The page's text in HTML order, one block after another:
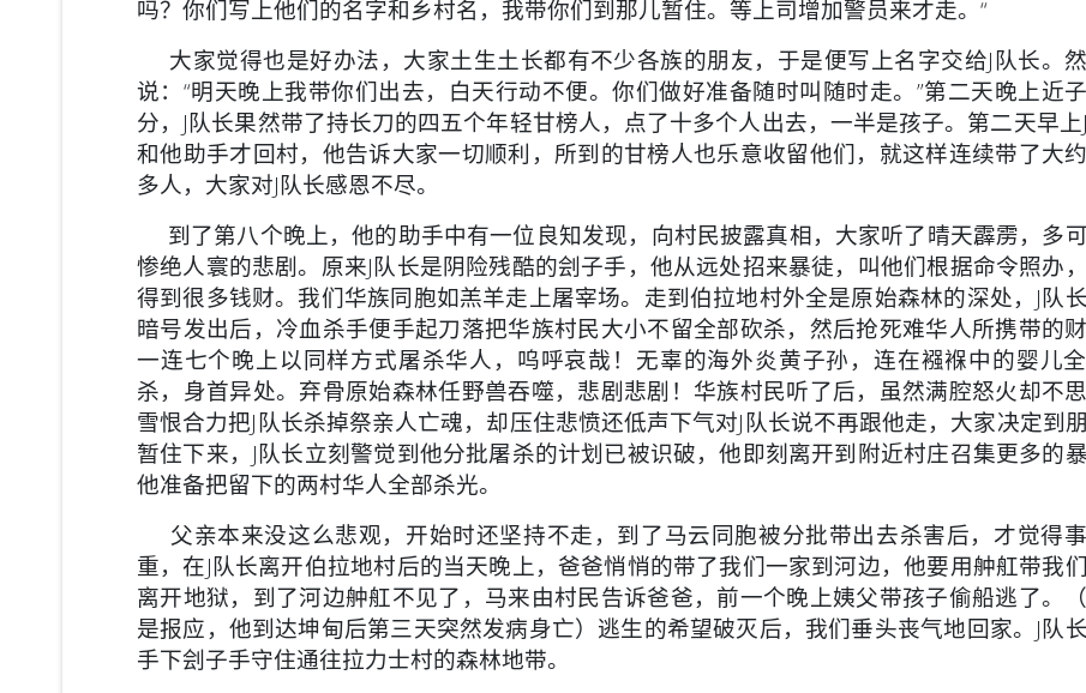
吗？你们写上他们的名字和乡村名，我带你们到那儿暂住。等上司增加警员来才走。“
大家觉得也是好办法，大家土生土长都有不少各族的朋友，于是便写上名字交给J队长。
说：“明天晚上我带你们出去，白天行动不便。你们做好准备随时叫随时走。”第二天晚上近
分，J队长果然带了持长刀的四五个年轻甘榜人，点了十多个人出去，一半是孩子。第二天早上
和他助手才回村，他告诉大家一切顺利，所到的甘榜人也乐意收留他们，就这样连续带了大
多人，大家对J队长感恩不尽。
到了第八个晚上，他的助手中有一位良知发现，向村民披露真相，大家听了晴天霹雳，多
惨绝人寰的悲剧。原来J队长是阴险残酷的刽子手，他从远处招来暴徒，叫他们根据命令照办
得到很多钱财。我们华族同胞如羔羊走上屠宰场。走到伯拉地村外全是原始森林的深处，J队
暗号发出后，冷血杀手便手起刀落把华族村民大小不留全部砍杀，然后抢死难华人所携带的财
一连七个晚上以同样方式屠杀华人，呜呼哀哉！无辜的海外炎黄子孙，连在襁褓中的婴儿
杀，身首异处。弃骨原始森林任野兽吞噬，悲剧悲剧！华族村民听了后，虽然满腔怒火却不
雪恨合力把J队长杀掉祭亲人亡魂，却压住悲愤还低声下气对J队长说不再跟他走，大家决定到
暂住下来，J队长立刻警觉到他分批屠杀的计划已被识破，他即刻离开到附近村庄召集更多的暴
他准备把留下的两村华人全部杀光。
父亲本来没这么悲观，开始时还坚持不走，到了马云同胞被分批带出去杀害后，才觉得
重，在J队长离开伯拉地村后的当天晚上，爸爸悄悄的带了我们一家到河边，他要用舯舡带我
离开地狱，到了河边舯舡不见了，马来由村民告诉爸爸，前一个晚上姨父带孩子偷船逃了。
是报应，他到达坤甸后第三天突然发病身亡）逃生的希望破灭后，我们垂头丧气地回家。J队
手下刽子手守住通往拉力士村的森林地带。